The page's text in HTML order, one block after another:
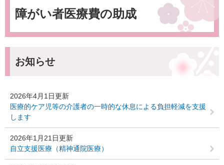
障がい者医療費の助成
お知らせ
2026年4月1日更新
医療的ケア児等の介護者の一時的な休息による負担軽減を支援
します
2026年1月21日更新
自立支援医療（精神通院医療）